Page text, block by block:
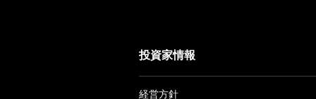
投資家情報
経営方針